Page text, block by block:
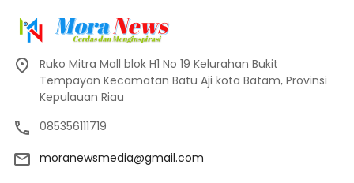
Ruko Mitra Mall blok H1 No 19 Kelurahan Bukit
Tempayan Kecamatan Batu Aji kota Batam, Provinsi
Kepulauan Riau
085356111719
moranewsmedia@gmail.com